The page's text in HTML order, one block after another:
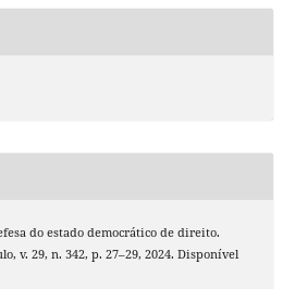
do estado democrático de direito.
v. 29, n. 342, p. 27–29, 2024. Disponível